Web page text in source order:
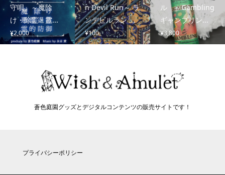
守唄』～魔除
け・除霊・霊...
¥2,000
n Devil Run～ ラ
ンデビルラン ...
¥100
ル ～Gambling
ギャンブリン...
¥3,800
蒼色庭園グッズとデジタルコンテンツの販売サイトです！
プライバシーポリシー